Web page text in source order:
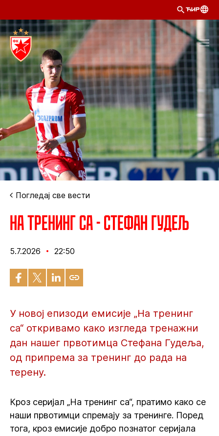
ЋИР
Погледај све вести
На тренинг са - Стефан Гудељ
5.7.2026 22:50
У новој епизоди емисије „На тренинг
са“ откривамо како изгледа тренажни
дан нашег првотимца Стефана Гудеља,
од припрема за тренинг до рада на
терену.
Кроз серијал „На тренинг са“, пратимо како се
наши првотимци спремају за тренинге. Поред
тога, кроз емисије добро познатог серијала